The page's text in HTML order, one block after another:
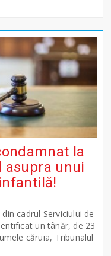
la
asupra unui
cadrul Serviciului de
un tânăr, de 23
căruia, Tribunalul